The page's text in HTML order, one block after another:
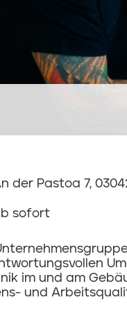
der Pastoa 7,
sofort
im und am
und